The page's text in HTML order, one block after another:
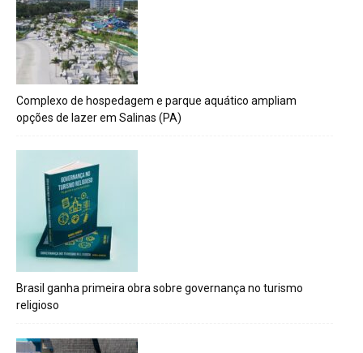
Complexo de hospedagem e parque aquático ampliam
opções de lazer em Salinas (PA)
Brasil ganha primeira obra sobre governança no turismo
religioso